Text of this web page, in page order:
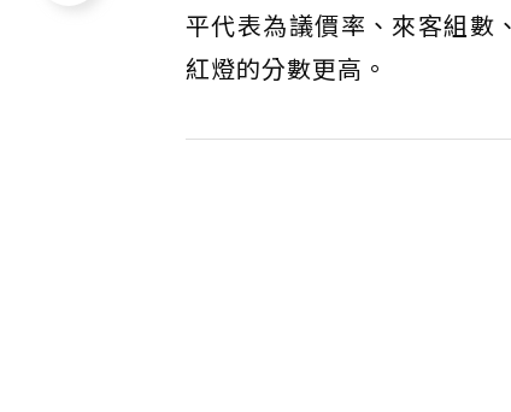
平代表為議價率、來客組數
紅燈的分數更高。